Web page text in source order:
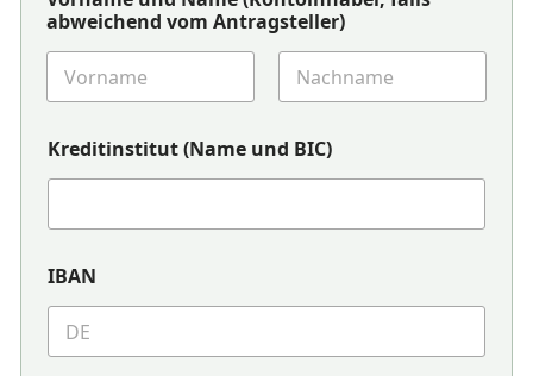
abweichend vom Antragsteller)
Kreditinstitut (Name und BIC)
IBAN